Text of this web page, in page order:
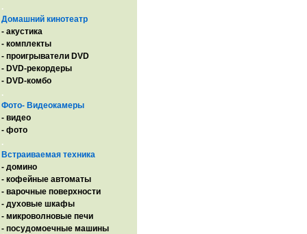
.
Домашний кинотеатр
- акустика
- комплекты
- проигрыватели DVD
- DVD-рекордеры
- DVD-комбо
.
Фото- Видеокамеры
- видео
- фото
.
Встраиваемая техника
- домино
- кофейные автоматы
- варочные поверхности
- духовые шкафы
- микроволновые печи
- посудомоечные машины